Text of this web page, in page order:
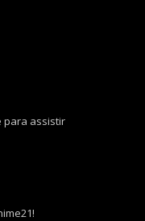
para assistir